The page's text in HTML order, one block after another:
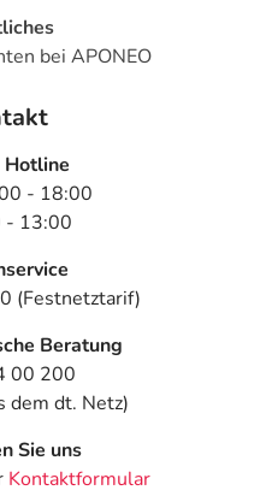
Rücksprache mit
mit Flüssigkeit (z.B. 1 Glas
sich nach Art der
Erkrankung und wird
bei APONEO
Hotline
- 18:00
- 13:00
(Festnetztarif)
Beratung
00 200
dem dt. Netz)
Sie uns
Kontaktformular